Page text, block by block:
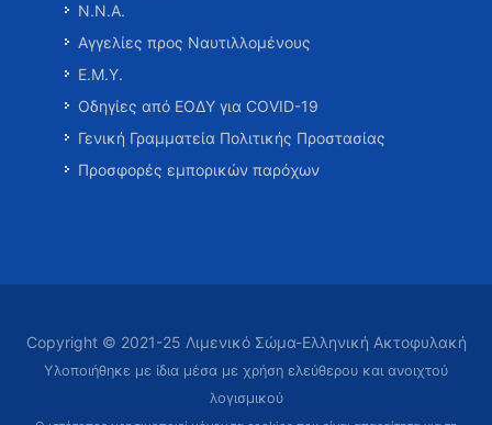
Ν.Ν.Α.
Αγγελίες προς Ναυτιλλομένους
Ε.Μ.Υ.
Οδηγίες από ΕΟΔΥ για COVID-19
Γενική Γραμματεία Πολιτικής Προστασίας
Προσφορές εμπορικών παρόχων
Copyright © 2021-25 Λιμενικό Σώμα-Ελληνική Ακτοφυλακή
Υλοποιήθηκε με ίδια μέσα με χρήση ελεύθερου και ανοιχτού
λογισμικού